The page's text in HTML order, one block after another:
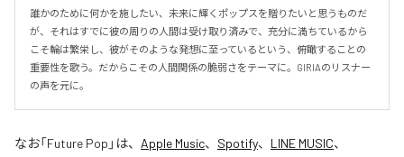
誰かのために何かを施したい、未来に輝くポップスを贈りたいと思うものだ
が、それはすでに彼の周りの人間は受け取り済みで、充分に満ちているから
こそ輪は繁栄し、彼がそのような発想に至っているという、俯瞰することの
重要性を歌う。だからこその人間関係の脆弱さをテーマに。GIRIAのリスナー
の声を元に。
なお「Future Pop 」は、 Apple Music、 Spotify、 LINE MUSIC、